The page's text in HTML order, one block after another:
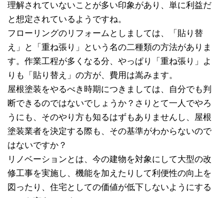
理解されていないことが多い印象があり、単に利益だ
と想定されているようですね。
フローリングのリフォームとしましては、「貼り替
え」と「重ね張り」という名の二種類の方法がありま
す。作業工程が多くなる分、やっぱり「重ね張り」よ
りも「貼り替え」の方が、費用は嵩みます。
屋根塗装をやるべき時期につきましては、自分でも判
断できるのではないでしょうか？さりとて一人でやろ
うにも、そのやり方も知るはずもありませんし、屋根
塗装業者を決定する際も、その基準がわからないので
はないですか？
リノベーションとは、今の建物を対象にして大型の改
修工事を実施し、機能を加えたりして利便性の向上を
図ったり、住宅としての価値が低下しないようにする